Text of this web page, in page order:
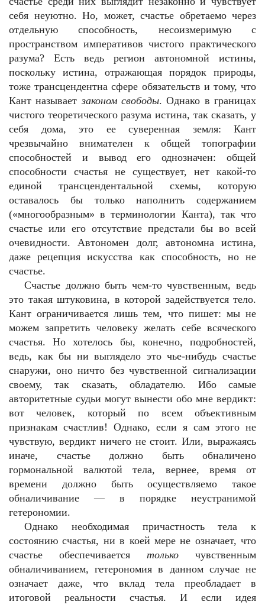
себя неуютно. Но, может, счастье обретаемо через
отдельную способность, несоизмеримую с
пространством императивов чистого практического
разума? Есть ведь регион автономной истины,
поскольку истина, отражающая порядок природы,
тоже трансцендентна сфере обязательств и тому, что
Кант называет законом свободы. Однако в границах
чистого теоретического разума истина, так сказать, у
себя дома, это ее суверенная земля: Кант
чрезвычайно внимателен к общей топографии
способностей и вывод его однозначен: общей
способности счастья не существует, нет какой-то
единой трансцендентальной схемы, которую
оставалось бы только наполнить содержанием
(«многообразным» в терминологии Канта), так что
счастье или его отсутствие предстали бы во всей
очевидности. Автономен долг, автономна истина,
даже рецепция искусства как способность, но не
счастье.
Счастье должно быть чем-то чувственным, ведь
это такая штуковина, в которой задействуется тело.
Кант ограничивается лишь тем, что пишет: мы не
можем запретить человеку желать себе всяческого
счастья. Но хотелось бы, конечно, подробностей,
ведь, как бы ни выглядело это чье-нибудь счастье
снаружи, оно ничто без чувственной сигнализации
своему, так сказать, обладателю. Ибо самые
авторитетные судьи могут вынести обо мне вердикт:
вот человек, который по всем объективным
признакам счастлив! Однако, если я сам этого не
чувствую, вердикт ничего не стоит. Или, выражаясь
иначе, счастье должно быть обналичено
гормональной валютой тела, вернее, время от
времени должно быть осуществляемо такое
обналичивание — в порядке неустранимой
гетерономии.
Однако необходимая причастность тела к
состоянию счастья, ни в коей мере не означает, что
счастье обеспечивается только чувственным
обналичиванием, гетерономия в данном случае не
означает даже, что вклад тела преобладает в
итоговой реальности счастья. И если идея